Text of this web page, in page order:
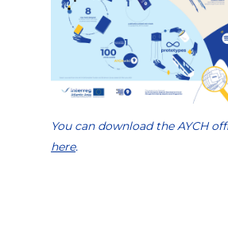
You can download the AYCH
here.